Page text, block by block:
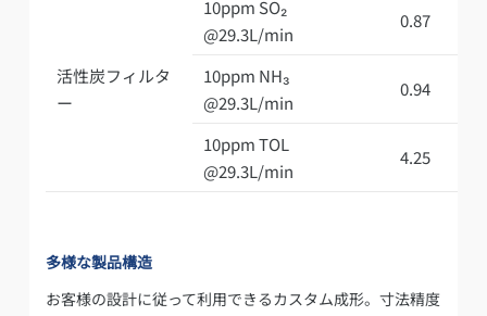
活性炭フィルタ
ー
10ppm SO₂
@29.3L/min
0.87
10ppm NH₃
@29.3L/min
0.94
10ppm TOL
@29.3L/min
4.25
多様な製品構造
お客様の設計に従って利用できるカスタム成形。寸法精度